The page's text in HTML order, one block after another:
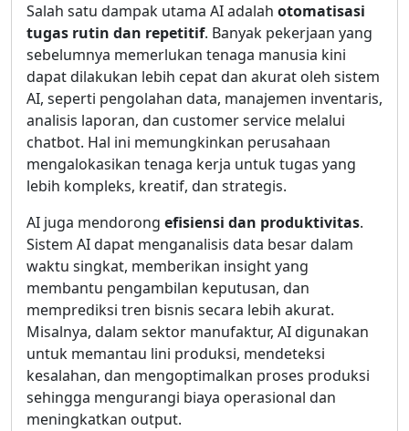
Salah satu dampak utama AI adalah otomatisasi
tugas rutin dan repetitif. Banyak pekerjaan yang
sebelumnya memerlukan tenaga manusia kini
dapat dilakukan lebih cepat dan akurat oleh sistem
AI, seperti pengolahan data, manajemen inventaris,
analisis laporan, dan customer service melalui
chatbot. Hal ini memungkinkan perusahaan
mengalokasikan tenaga kerja untuk tugas yang
lebih kompleks, kreatif, dan strategis.
AI juga mendorong efisiensi dan produktivitas.
Sistem AI dapat menganalisis data besar dalam
waktu singkat, memberikan insight yang
membantu pengambilan keputusan, dan
memprediksi tren bisnis secara lebih akurat.
Misalnya, dalam sektor manufaktur, AI digunakan
untuk memantau lini produksi, mendeteksi
kesalahan, dan mengoptimalkan proses produksi
sehingga mengurangi biaya operasional dan
meningkatkan output.